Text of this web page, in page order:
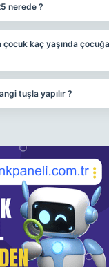
nerede ?
çocuk kaç yaşında çocuğa
tuşla yapılır ?